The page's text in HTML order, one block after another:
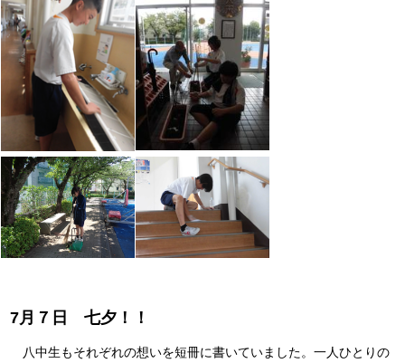
7月７日 七夕！！
八中生もそれぞれの想いを短冊に書いていました。一人ひとりの